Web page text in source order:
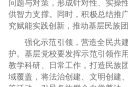
问题与对策，形成针对性、实操
供智力支撑。同时，积极总结推
究赋能实践创新，推动基层民族
强化示范引领，营造全民共
护。基层党校要发挥示范引领作
教学科研、日常工作，打造民族
域覆盖，将法治创建、文明创建